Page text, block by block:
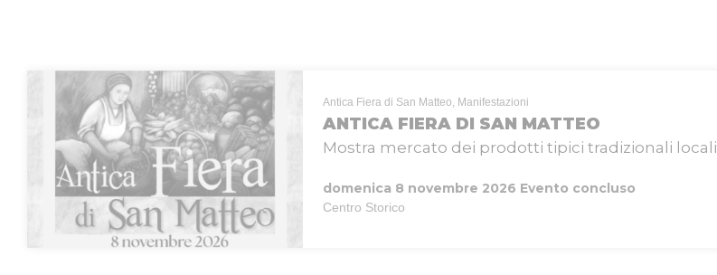
Antica Fiera di San Matteo, Manifestazioni
ANTICA FIERA DI SAN MATTEO
Mostra mercato dei prodotti tipici tradizionali locali
domenica 8 novembre 2026 Evento concluso
Centro Storico